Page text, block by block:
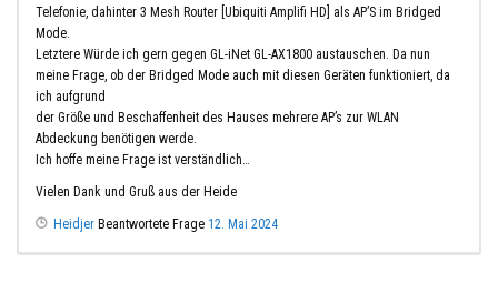
Telefonie, dahinter 3 Mesh Router [Ubiquiti Amplifi HD] als AP’S im Bridged
Mode.
Letztere Würde ich gern gegen GL-iNet GL-AX1800 austauschen. Da nun
meine Frage, ob der Bridged Mode auch mit diesen Geräten funktioniert, da
ich aufgrund
der Größe und Beschaffenheit des Hauses mehrere AP’s zur WLAN
Abdeckung benötigen werde.
Ich hoffe meine Frage ist verständlich…
Vielen Dank und Gruß aus der Heide
Heidjer Beantwortete Frage 12. Mai 2024